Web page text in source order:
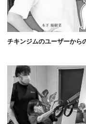
チキンジムのユーザーから